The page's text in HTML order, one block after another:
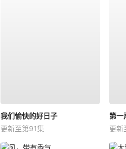
我们愉快的好日子
更新至第91集
第一
更新